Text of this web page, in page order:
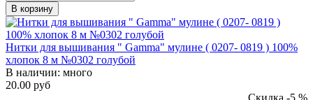
В корзину
Нитки для вышивания " Gamma" мулине ( 0207- 0819 ) 100%
хлопок 8 м №0302 голубой
В наличии: много
20.00 руб
Скидка -5 %